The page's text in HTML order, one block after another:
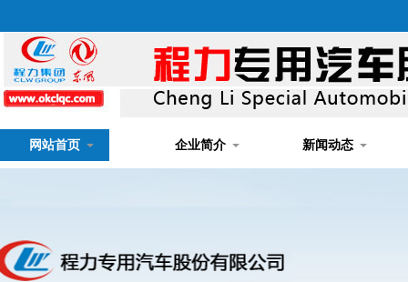
网站首页 企业简介 新闻动态